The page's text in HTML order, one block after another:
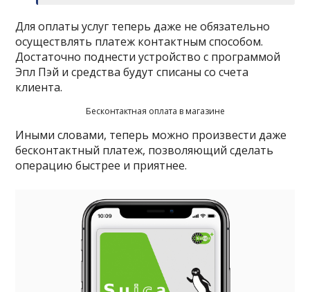
Для оплаты услуг теперь даже не обязательно
осуществлять платеж контактным способом.
Достаточно поднести устройство с программой
Эпл Пэй и средства будут списаны со счета
клиента.
Бесконтактная оплата в магазине
Иными словами, теперь можно произвести даже
бесконтактный платеж, позволяющий сделать
операцию быстрее и приятнее.